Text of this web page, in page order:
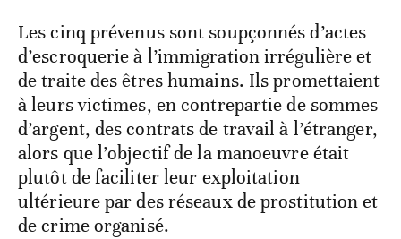
Les cinq prévenus sont soupçonnés d’actes
d’escroquerie à l’immigration irrégulière et
de traite des êtres humains. Ils promettaient
à leurs victimes, en contrepartie de sommes
d’argent, des contrats de travail à l’étranger,
alors que l’objectif de la manoeuvre était
plutôt de faciliter leur exploitation
ultérieure par des réseaux de prostitution et
de crime organisé.